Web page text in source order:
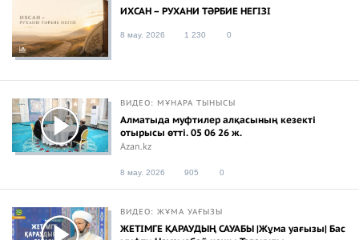
ИХСАН – РУХАНИ ТӘРБИЕ НЕГІЗІ
8 мау. 2026 1 230 0
ВИДЕО: МҰНАРА ТЫНЫСЫ
Алматыда муфтилер алқасының кезекті
отырысы өтті. 05 06 26 ж.
Azan.kz
8 мау. 2026 905 0
ВИДЕО: ЖҰМА УАҒЫЗЫ
ЖЕТІМГЕ ҚАРАУДЫҢ САУАБЫ |Жұма уағызы| Бас